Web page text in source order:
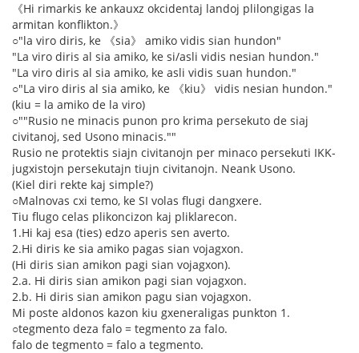
《Hi rimarkis ke ankauxz okcidentaj landoj plilongigas la
armitan konflikton.》
○"la viro diris, ke 《sia》 amiko vidis sian hundon"
"La viro diris al sia amiko, ke si/asli vidis nesian hundon."
"La viro diris al sia amiko, ke asli vidis suan hundon."
○"La viro diris al sia amiko, ke 《kiu》 vidis nesian hundon."
(kiu = la amiko de la viro)
○""Rusio ne minacis punon pro krima persekuto de siaj
civitanoj, sed Usono minacis.""
Rusio ne protektis siajn civitanojn per minaco persekuti IKK-
jugxistojn persekutajn tiujn civitanojn. Neank Usono.
(Kiel diri rekte kaj simple?)
○Malnovas cxi temo, ke SI volas flugi dangxere.
Tiu flugo celas plikoncizon kaj pliklarecon.
1.Hi kaj esa (ties) edzo aperis sen averto.
2.Hi diris ke sia amiko pagas sian vojagxon.
(Hi diris sian amikon pagi sian vojagxon).
2.a. Hi diris sian amikon pagi sian vojagxon.
2.b. Hi diris sian amikon pagu sian vojagxon.
Mi poste aldonos kazon kiu gxeneraligas punkton 1.
○tegmento deza falo = tegmento za falo.
falo de tegmento = falo a tegmento.